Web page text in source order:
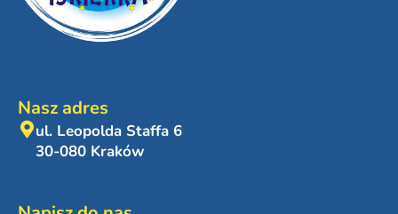
Nasz adres
ul. Leopolda Staffa 6
30-080 Kraków